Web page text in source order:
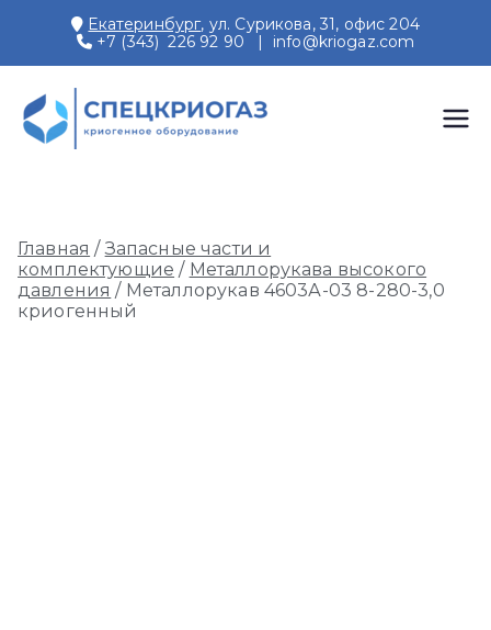
содержимому
Екатеринбург, ул. Сурикова, 31, офис 204
+7 (343) 226 92 90 | info@kriogaz.com
Производство и поставки
Главная /Запасные части и
комплектующие / Металлорукава высокого
давления / Металлорукав 4603А-03 8-280-3,0
криогенный